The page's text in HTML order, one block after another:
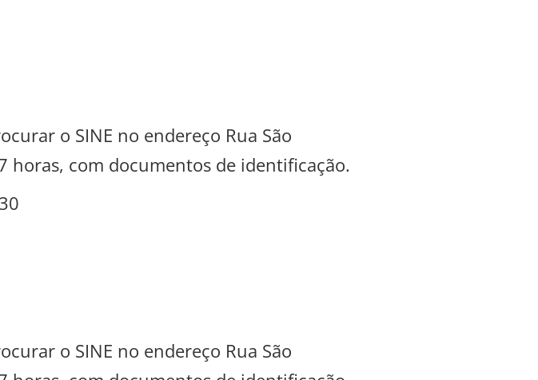
o SINE no endereço Rua São
horas, com documentos de identificação.
o SINE no endereço Rua São